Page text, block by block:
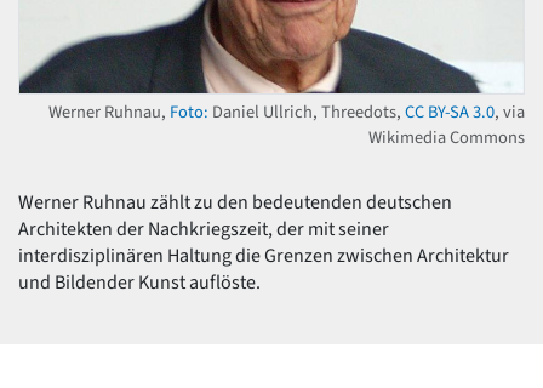
David Chipperfield
Harald Deilmann
Gottfried Böhm
Schneider von Esleben
Peter Behrens
Auszeichnung vorbildlicher Bauten NRW 2020
Epochen
Gesamtübersicht...
Gegenwart
Postmoderne
Werner Ruhnau, Foto: Daniel Ullrich, Threedots,CC BY-SA 3.0, via
Wikimedia Commons
Werner Ruhnau zählt zu den bedeutenden deutschen
Architekten der Nachkriegszeit, der mit seiner
interdisziplinären Haltung die Grenzen zwischen Architektur
und Bildender Kunst auflöste.